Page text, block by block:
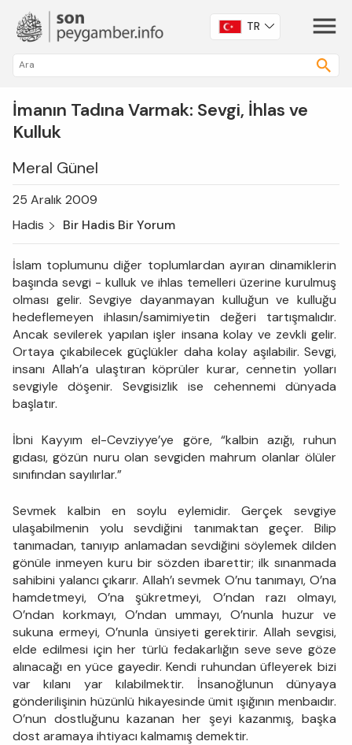
TR
İmanın Tadına Varmak: Sevgi, İhlas ve
Kulluk
Meral Günel
25 Aralık 2009
Hadis
Bir Hadis Bir Yorum
İslam toplumunu diğer toplumlardan ayıran dinamiklerin
başında sevgi - kulluk ve ihlas temelleri üzerine kurulmuş
olması gelir. Sevgiye dayanmayan kulluğun ve kulluğu
hedeflemeyen ihlasın/samimiyetin değeri tartışmalıdır.
Ancak sevilerek yapılan işler insana kolay ve zevkli gelir.
Ortaya çıkabilecek güçlükler daha kolay aşılabilir. Sevgi,
insanı Allah’a ulaştıran köprüler kurar, cennetin yolları
sevgiyle döşenir. Sevgisizlik ise cehennemi dünyada
başlatır.
İbni Kayyım el-Cevziyye’ye göre, “kalbin azığı, ruhun
gıdası, gözün nuru olan sevgiden mahrum olanlar ölüler
sınıfından sayılırlar.”
Sevmek kalbin en soylu eylemidir. Gerçek sevgiye
ulaşabilmenin yolu sevdiğini tanımaktan geçer. Bilip
tanımadan, tanıyıp anlamadan sevdiğini söylemek dilden
gönüle inmeyen kuru bir sözden ibarettir; ilk sınanmada
sahibini yalancı çıkarır. Allah’ı sevmek O’nu tanımayı, O’na
hamdetmeyi, O’na şükretmeyi, O’ndan razı olmayı,
O’ndan korkmayı, O’ndan ummayı, O’nunla huzur ve
sukuna ermeyi, O’nunla ünsiyeti gerektirir. Allah sevgisi,
elde edilmesi için her türlü fedakarlığın seve seve göze
alınacağı en yüce gayedir. Kendi ruhundan üfleyerek bizi
var kılanı yar kılabilmektir. İnsanoğlunun dünyaya
gönderilişinin hüzünlü hikayesinde ümit ışığının menbaıdır.
O’nun dostluğunu kazanan her şeyi kazanmış, başka
dost aramaya ihtiyacı kalmamış demektir.